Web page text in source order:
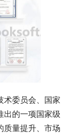
术委员会、国家
出的一项国家级
质量提升、市场